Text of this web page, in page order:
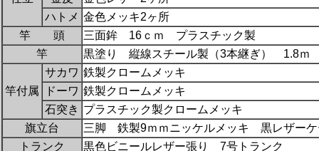
ハトメ 金色メッキ2ヶ所
竿 頭
三面鉾 16ｃｍ プラスチック製
竿
黒塗り 縦線スチール製（3本継ぎ） 1.8ｍ
竿付属
サカワ 鉄製クロームメッキ
ドーワ 鉄製クロームメッキ
石突き プラスチック製クロームメッキ
旗立台
三脚 鉄製9ｍｍニッケルメッキ 黒レザーケ
トランク
黒色ビニールレザー張り 7号トランク